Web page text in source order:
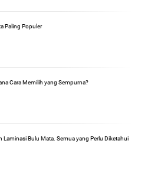
Paling Populer
Cara Memilih yang Sempurna?
Laminasi Bulu Mata. Semua yang Perlu Diketahui